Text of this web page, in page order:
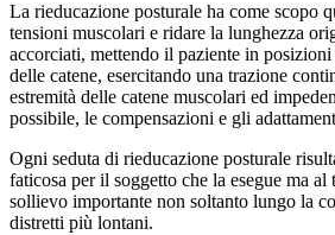
La rieducazione posturale ha come scopo
tensioni muscolari e ridare la lunghezza
accorciati, mettendo il paziente in
delle catene, esercitando una trazione
estremità delle catene muscolari ed
possibile, le compensazioni e gli
Ogni seduta di rieducazione posturale
faticosa per il soggetto che la esegue ma
sollievo importante non soltanto lungo la
distretti più lontani.